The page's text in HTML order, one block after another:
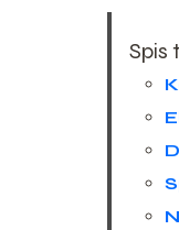
Spis